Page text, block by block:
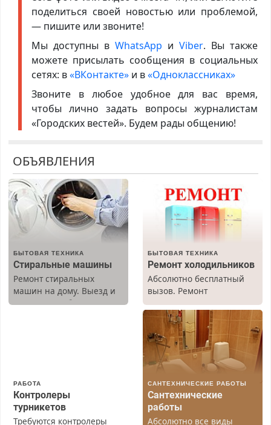
поделиться своей новостью или проблемой,
— пишите или звоните!
Мы доступны в WhatsApp иViber. Вы также
можете присылать сообщения в социальных
сетях: в«ВКонтакте»и в«Одноклассниках»
Звоните в любое удобное для вас время,
чтобы лично задать вопросы журналистам
«Городских вестей». Будем рады общению!
ОБЪЯВЛЕНИЯ
БЫТОВАЯ ТЕХНИКА
Стиральные машины
Ремонт стиральных
машин на дому. Выезд и
диагностика бесплатно.
БЫТОВАЯ ТЕХНИКА
Ремонт холодильников
Абсолютно бесплатный
вызов. Ремонт
холодильников всех
марок на дому, с
гарантией. Все р-ны.
Срочно. Без выходных.
Пенсионерам – скидки до
40%. Мастер со стажем.
РАБОТА
Контролеры
турникетов
Требуются контролеры
САНТЕХНИЧЕСКИЕ РАБОТЫ
Сантехнические
работы
Абсолютно все виды